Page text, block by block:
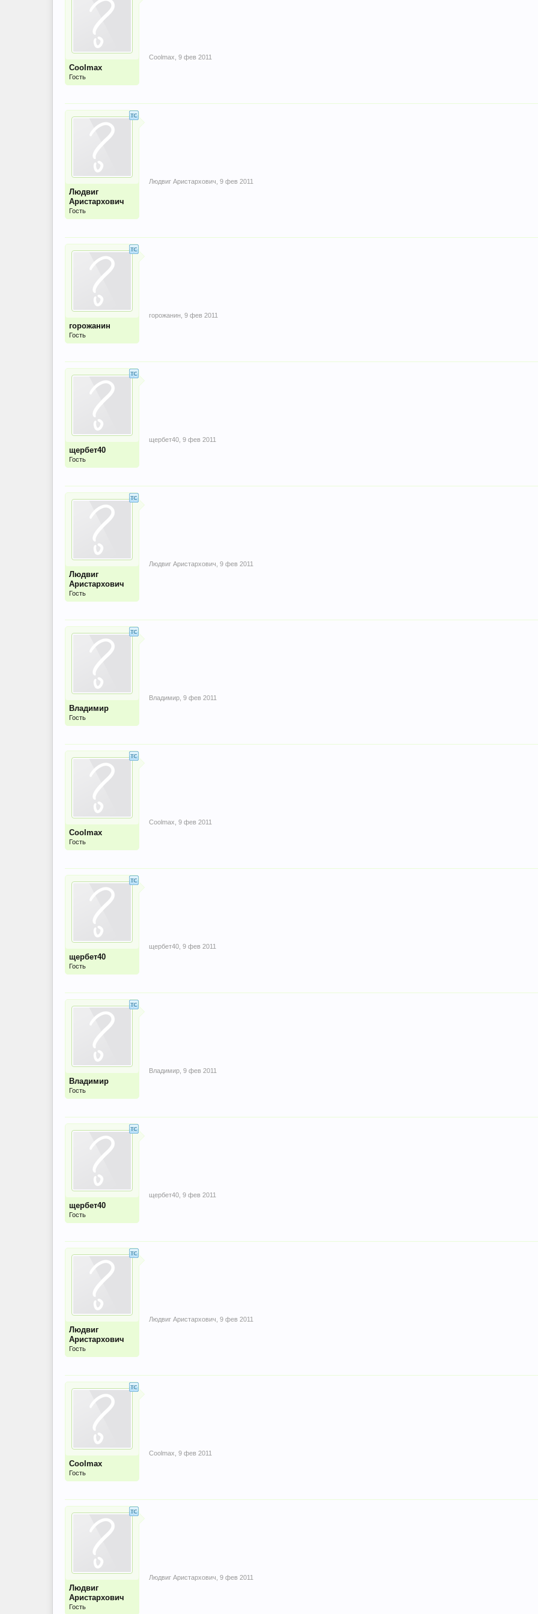
Coolmax
Гость
Coolmax 9 фев 2011
Людвиг
Аристархович
Гость
Людвиг Аристархович 9 фев 2011
горожанин
Гость
горожанин 9 фев 2011
щербет40
Гость
щербет40 9 фев 2011
Людвиг
Аристархович
Гость
Людвиг Аристархович 9 фев 2011
Владимир
Гость
Владимир 9 фев 2011
Coolmax
Гость
Coolmax 9 фев 2011
щербет40
Гость
щербет40 9 фев 2011
Владимир
Гость
Владимир 9 фев 2011
щербет40
Гость
щербет40 9 фев 2011
Людвиг
Аристархович
Гость
Людвиг Аристархович 9 фев 2011
Coolmax
Гость
Coolmax 9 фев 2011
Людвиг
Аристархович
Гость
Людвиг Аристархович 9 фев 2011